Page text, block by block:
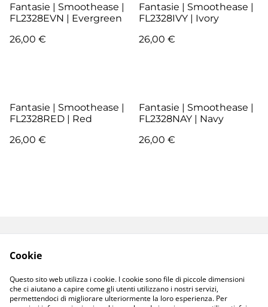
Fantasie | Smoothease |
FL2328EVN | Evergreen
26,00 €
Fantasie | Smoothease |
FL2328IVY | Ivory
26,00 €
Fantasie | Smoothease |
FL2328RED | Red
26,00 €
Fantasie | Smoothease |
FL2328NAY | Navy
26,00 €
Termini e Condizioni
Consegne
Cookie Policy
Cookie
Questo sito web utilizza i cookie. I cookie sono file di piccole dimensioni
che ci aiutano a capire come gli utenti utilizzano i nostri servizi,
permettendoci di migliorare ulteriormente la loro esperienza. Per